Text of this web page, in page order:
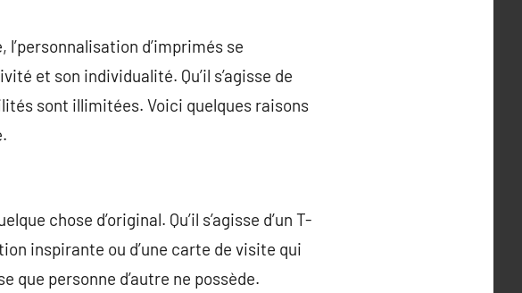
d’imprimés se
et son individualité. Qu’il s’agisse de
sont illimitées. Voici quelques raisons
chose d’original. Qu’il s’agisse d’un T-
inspirante ou d’une carte de visite qui
que personne d’autre ne possède.